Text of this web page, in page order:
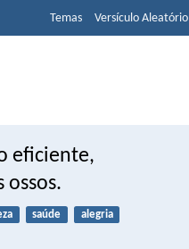
Temas Versículo Aleatório
eficiente,
ossos.
saúde alegria